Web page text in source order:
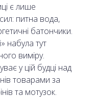
є лише
питна вода,
батончики.
набула тут
виміру.
у цій будці над
товарами за
та мотузок.